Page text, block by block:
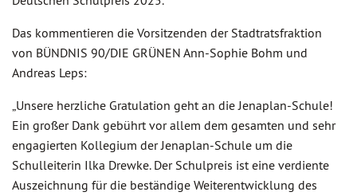
Das kommentieren die Vorsitzenden der Stadtratsfraktion
von BÜNDNIS 90/DIE GRÜNEN Ann-Sophie Bohm und
Andreas Leps:
„Unsere herzliche Gratulation geht an die Jenaplan-Schule!
Ein großer Dank gebührt vor allem dem gesamten und sehr
engagierten Kollegium der Jenaplan-Schule um die
Schulleiterin Ilka Drewke. Der Schulpreis ist eine verdiente
Auszeichnung für die beständige Weiterentwicklung des